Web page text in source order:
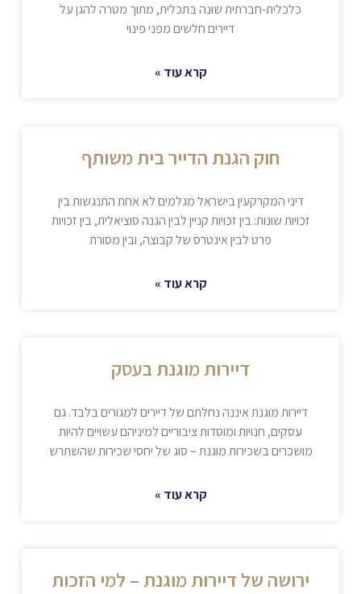
כלכלית-חברתית שונה בתכלית, מתוך מטרה להגן על
דיירים חלשים מפני פינוי
קרא עוד »
חוק הגנת הדייר בית משותף
דיני המקרקעין בישראל מגלמים לא אחת התנגשות בין
זכויות שונות: בין זכויות קניין לבין הגנה סוציאלית, בין זכויות
פרט לבין אינטרס של קבוצה, ובין מסורת
קרא עוד »
דיירות מוגנת בעסק
דיירות מוגנת איננה נחלתם של דיירים למגורים בלבד. גם
עסקים, חנויות ומוסדות ציבוריים למיניהם עשויים להיות
מושכרים בשכירות מוגנת – סוג של יחסי שכירות שהשתרש
קרא עוד »
ירושה של דיירות מוגנת – למי הזכות